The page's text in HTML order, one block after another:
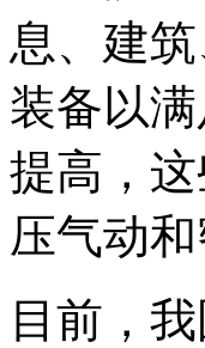
息、建
装备以
提高，
压气动和
目前，